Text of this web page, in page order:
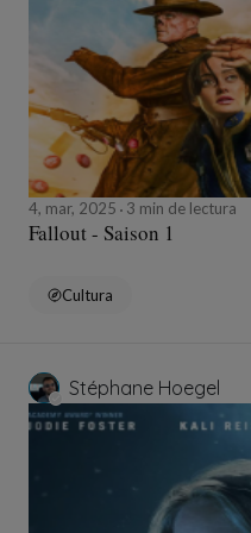
4, mar, 2025 3 min de lectura
Fallout - Saison 1
Cultura
Stéphane Hoegel